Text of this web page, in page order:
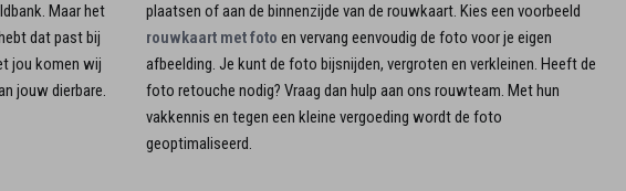
Maar het
dat past bij
jou komen wij
jouw dierbare.
plaatsen of aan de binnenzijde van de rouwkaart. Kies een voorbeeld
rouwkaart met foto en vervang eenvoudig de foto voor je eigen
afbeelding. Je kunt de foto bijsnijden, vergroten en verkleinen. Heeft de
foto retouche nodig? Vraag dan hulp aan ons rouwteam. Met hun
vakkennis en tegen een kleine vergoeding wordt de foto
geoptimaliseerd.